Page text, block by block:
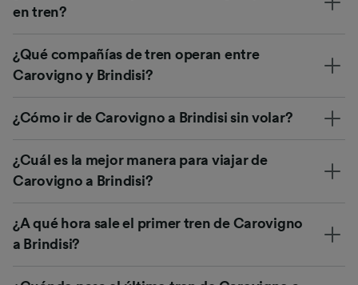
en tren?
¿Qué compañías de tren operan entre
Carovigno y Brindisi?
¿Cómo ir de Carovigno a Brindisi sin volar?
¿Cuál es la mejor manera para viajar de
Carovigno a Brindisi?
¿A qué hora sale el primer tren de Carovigno
a Brindisi?